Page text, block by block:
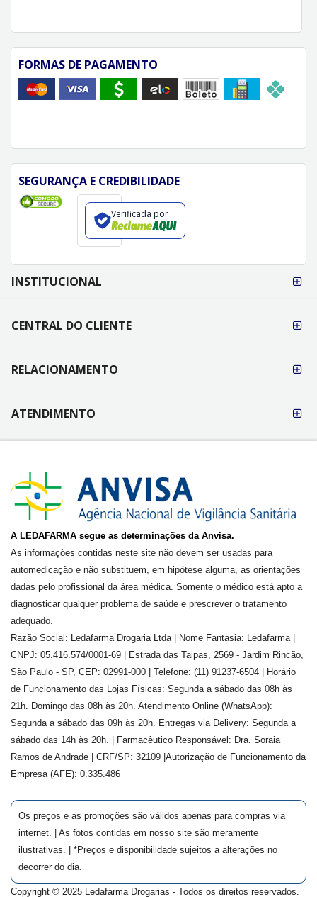
FORMAS DE PAGAMENTO
SEGURANÇA E CREDIBILIDADE
Verificada por
FORMAS DE
PAGAMENTO
INSTITUCIONAL
CENTRAL DO CLIENTE
RELACIONAMENTO
ATENDIMENTO
A LEDAFARMA segue as determinações da Anvisa.
As informações contidas neste site não devem ser usadas para
automedicação e não substituem, em hipótese alguma, as orientações
dadas pelo profissional da área médica. Somente o médico está apto a
diagnosticar qualquer problema de saúde e prescrever o tratamento
adequado.
Razão Social: Ledafarma Drogaria Ltda | Nome Fantasia: Ledafarma |
CNPJ: 05.416.574/0001-69 | Estrada das Taipas, 2569 - Jardim Rincão,
São Paulo - SP, CEP: 02991-000 | Telefone: (11) 91237-6504 | Horário
de Funcionamento das Lojas Físicas: Segunda a sábado das 08h às
21h. Domingo das 08h às 20h. Atendimento Online (WhatsApp):
Segunda a sábado das 09h às 20h. Entregas via Delivery: Segunda a
sábado das 14h às 20h. | Farmacêutico Responsável: Dra. Soraia
Ramos de Andrade
| CRF/SP: 32109 |Autorização de Funcionamento da
Empresa (AFE): 0.335.486
Os preços e as promoções são válidos apenas para compras via
internet. | As fotos contidas em nosso site são meramente
ilustrativas. | *Preços e disponibilidade sujeitos a alterações no
decorrer do dia.
Copyright © 2025 Ledafarma Drogarias - Todos os direitos reservados.